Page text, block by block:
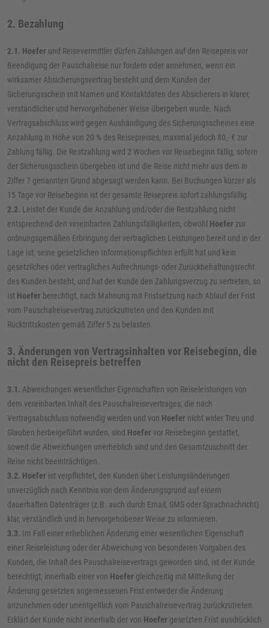
2. Bezahlung
2.1. Hoefer und Reisevermittler dürfen Zahlungen auf den Reisepreis vor
Beendigung der Pauschalreise nur fordern oder annehmen, wenn ein
wirksamer Absicherungsvertrag besteht und dem Kunden der
Sicherungsschein mit Namen und Kontaktdaten des Absicherers in klarer,
verständlicher und hervorgehobener Weise übergeben wurde. Nach
Vertragsabschluss wird gegen Aushändigung des Sicherungsscheines eine
Anzahlung in Höhe von 20 % des Reisepreises, maximal jedoch 80,- € zur
Zahlung fällig. Die Restzahlung wird 2 Wochen vor Reisebeginn fällig, sofern
der Sicherungsschein übergeben ist und die Reise nicht mehr aus dem in
Ziffer 7 genannten Grund abgesagt werden kann. Bei Buchungen kürzer als
15 Tage vor Reisebeginn ist der gesamte Reisepreis sofort zahlungsfällig.
2.2. Leistet der Kunde die Anzahlung und/oder die Restzahlung nicht
entsprechend den vereinbarten Zahlungsfälligkeiten, obwohl Hoefer zur
ordnungsgemäßen Erbringung der vertraglichen Leistungen bereit und in der
Lage ist, seine gesetzlichen Informationspflichten erfüllt hat und kein
gesetzliches oder vertragliches Aufrechnungs- oder Zurückbehaltungsrecht
des Kunden besteht, und hat der Kunde den Zahlungsverzug zu vertreten, so
ist Hoefer berechtigt, nach Mahnung mit Fristsetzung nach Ablauf der Frist
vom Pauschalreisevertrag zurückzutreten und den Kunden mit
Rücktrittskosten gemäß Ziffer 5 zu belasten.
3. Änderungen von Vertragsinhalten vor Reisebeginn, die
nicht den Reisepreis betreffen
3.1. Abweichungen wesentlicher Eigenschaften von Reiseleistungen von
dem vereinbarten Inhalt des Pauschalreisevertrages, die nach
Vertragsabschluss notwendig werden und von Hoefer nicht wider Treu und
Glauben herbeigeführt wurden, sind Hoefer vor Reisebeginn gestattet,
soweit die Abweichungen unerheblich sind und den Gesamtzuschnitt der
Reise nicht beeinträchtigen.
3.2. Hoefer ist verpflichtet, den Kunden über Leistungsänderungen
unverzüglich nach Kenntnis von dem Änderungsgrund auf einem
dauerhaften Datenträger (z.B. auch durch Email, SMS oder Sprachnachricht)
klar, verständlich und in hervorgehobener Weise zu informieren.
3.3. Im Fall einer erheblichen Änderung einer wesentlichen Eigenschaft
einer Reiseleistung oder der Abweichung von besonderen Vorgaben des
Kunden, die Inhalt des Pauschalreisevertrags geworden sind, ist der Kunde
berechtigt, innerhalb einer von Hoefer gleichzeitig mit Mitteilung der
Änderung gesetzten angemessenen Frist entweder die Änderung
anzunehmen oder unentgeltlich vom Pauschalreisevertrag zurückzutreten.
Erklärt der Kunde nicht innerhalb der von Hoefer gesetzten Frist ausdrücklich